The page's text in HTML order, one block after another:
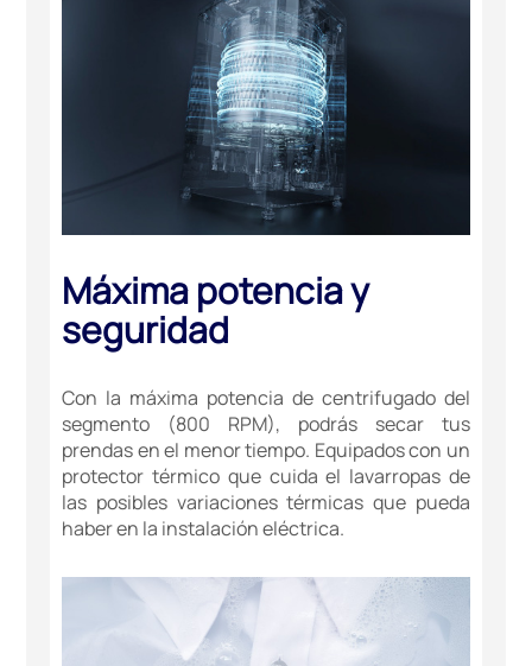
Máxima potencia y
seguridad
Con la máxima potencia de centrifugado del
segmento (800 RPM), podrás secar tus
prendas en el menor tiempo. Equipados con un
protector térmico que cuida el lavarropas de
las posibles variaciones térmicas que pueda
haber en la instalación eléctrica.